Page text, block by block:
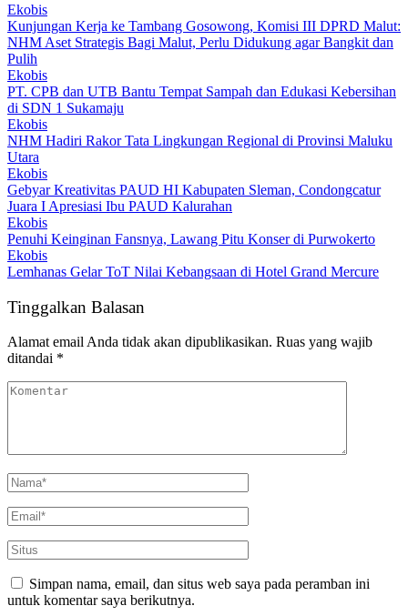
Ekobis
Kunjungan Kerja ke Tambang Gosowong, Komisi III DPRD Malut:
NHM Aset Strategis Bagi Malut, Perlu Didukung agar Bangkit dan
Pulih
Ekobis
PT. CPB dan UTB Bantu Tempat Sampah dan Edukasi Kebersihan
di SDN 1 Sukamaju
Ekobis
NHM Hadiri Rakor Tata Lingkungan Regional di Provinsi Maluku
Utara
Ekobis
Gebyar Kreativitas PAUD HI Kabupaten Sleman, Condongcatur
Juara I Apresiasi Ibu PAUD Kalurahan
Ekobis
Penuhi Keinginan Fansnya, Lawang Pitu Konser di Purwokerto
Ekobis
Lemhanas Gelar ToT Nilai Kebangsaan di Hotel Grand Mercure
Tinggalkan Balasan
Alamat email Anda tidak akan dipublikasikan. Ruas yang wajib
ditandai *
Simpan nama, email, dan situs web saya pada peramban ini
untuk komentar saya berikutnya.